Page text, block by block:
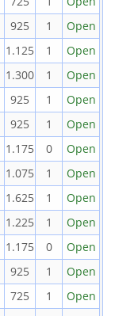
925 1
Open
1.125 1
Open
1.300 1
Open
925 1
Open
925 1
Open
1.175 0
Open
1.075 1
Open
1.625 1
Open
1.225 1
Open
1.175 0
Open
925 1
Open
725 1 Open